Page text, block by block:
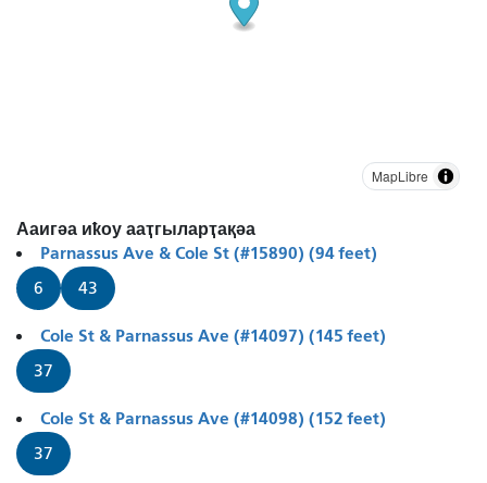
MapLibre
Ааигәа иҟоу ааҭгыларҭақәа
Parnassus Ave & Cole St (#15890) (94 feet)
6 43
Cole St & Parnassus Ave (#14097) (145 feet)
37
Cole St & Parnassus Ave (#14098) (152 feet)
37